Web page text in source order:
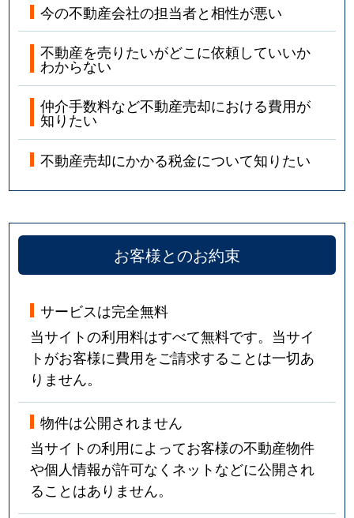
今の不動産会社の担当者と相性が悪い
不動産を売りたいがどこに依頼していいか
わからない
仲介手数料など不動産売却における費用が
知りたい
不動産売却にかかる税金について知りたい
お客様とのお約束
サービスは完全無料
当サイトの利用料はすべて無料です。当サイ
トがお客様に費用をご請求することは一切あ
りません。
物件は公開されません
当サイトの利用によってお客様の不動産物件
や個人情報が許可なくネットなどに公開され
ることはありません。